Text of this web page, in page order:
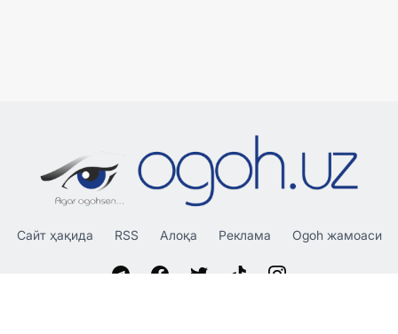
Сайт ҳақида RSS Алоқа Реклама Ogoh жамоаси